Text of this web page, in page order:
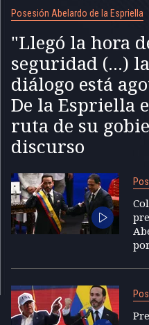
Posesión Abelardo de la Espriella
"Llegó la hora
seguridad (...)
diálogo está
De la Espriella
ruta de su
discurso